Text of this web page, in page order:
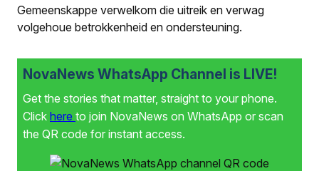
Gemeenskappe verwelkom die uitreik en verwag
volgehoue betrokkenheid en ondersteuning.
NovaNews WhatsApp Channel is LIVE!
Get the stories that matter, straight to your phone.
Click here to join NovaNews on WhatsApp or scan
the QR code for instant access.